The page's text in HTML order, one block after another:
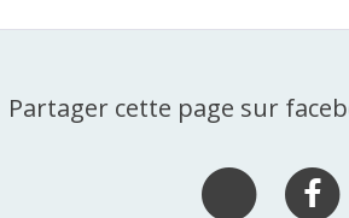
Partager cette page sur